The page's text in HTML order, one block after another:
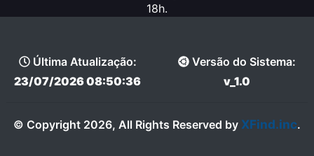
18h.
Última Atualização:
23/07/2026 08:50:36
Versão do Sistema:
v_1.0
© Copyright 2026, All Rights Reserved by XFind.inc.